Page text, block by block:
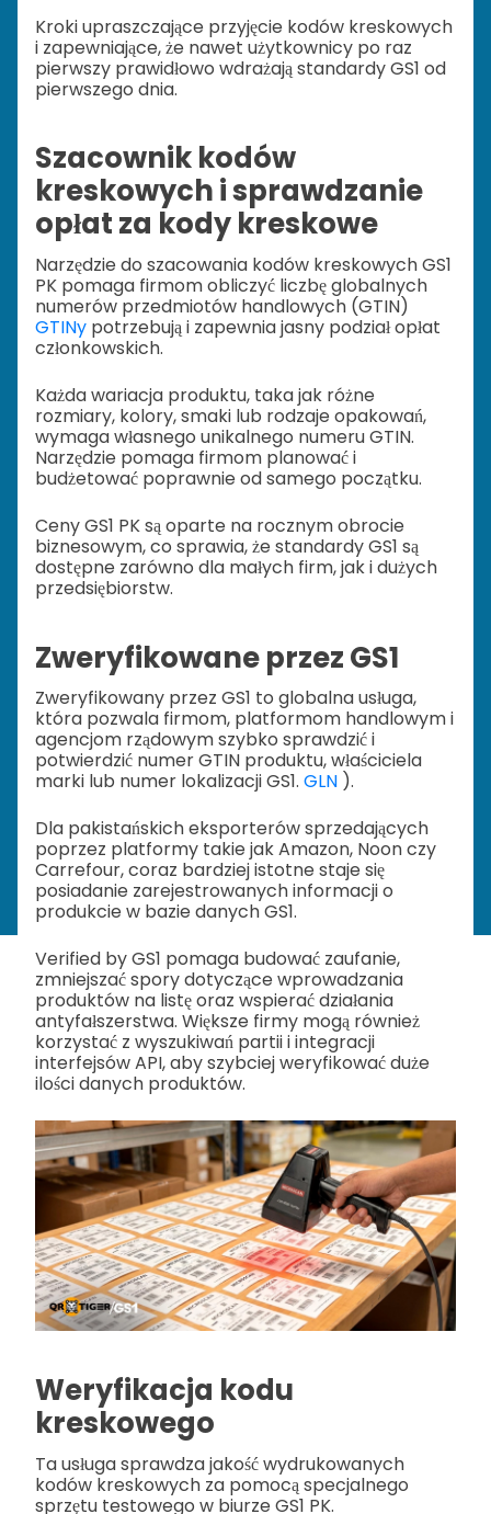
Kroki upraszczające przyjęcie kodów kreskowych
i zapewniające, że nawet użytkownicy po raz
pierwszy prawidłowo wdrażają standardy GS1 od
pierwszego dnia.
Szacownik kodów
kreskowych i sprawdzanie
opłat za kody kreskowe
Narzędzie do szacowania kodów kreskowych GS1
PK pomaga firmom obliczyć liczbę globalnych
numerów przedmiotów handlowych (GTIN)
GTINy potrzebują i zapewnia jasny podział opłat
członkowskich.
Każda wariacja produktu, taka jak różne
rozmiary, kolory, smaki lub rodzaje opakowań,
wymaga własnego unikalnego numeru GTIN.
Narzędzie pomaga firmom planować i
budżetować poprawnie od samego początku.
Ceny GS1 PK są oparte na rocznym obrocie
biznesowym, co sprawia, że standardy GS1 są
dostępne zarówno dla małych firm, jak i dużych
przedsiębiorstw.
Zweryfikowane przez GS1
Zweryfikowany przez GS1 to globalna usługa,
która pozwala firmom, platformom handlowym i
agencjom rządowym szybko sprawdzić i
potwierdzić numer GTIN produktu, właściciela
marki lub numer lokalizacji GS1. GLN ).
Dla pakistańskich eksporterów sprzedających
poprzez platformy takie jak Amazon, Noon czy
Carrefour, coraz bardziej istotne staje się
posiadanie zarejestrowanych informacji o
produkcie w bazie danych GS1.
Verified by GS1 pomaga budować zaufanie,
zmniejszać spory dotyczące wprowadzania
produktów na listę oraz wspierać działania
antyfałszerstwa. Większe firmy mogą również
korzystać z wyszukiwań partii i integracji
interfejsów API, aby szybciej weryfikować duże
ilości danych produktów.
Weryfikacja kodu
kreskowego
Ta usługa sprawdza jakość wydrukowanych
kodów kreskowych za pomocą specjalnego
sprzętu testowego w biurze GS1 PK.